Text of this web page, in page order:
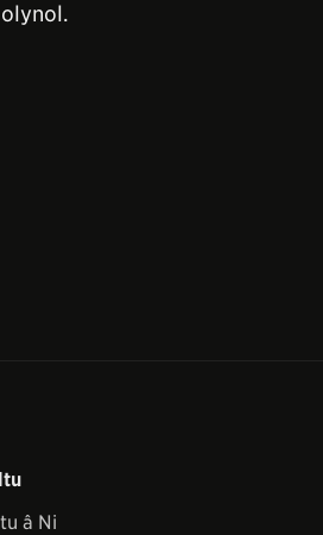
â Ni